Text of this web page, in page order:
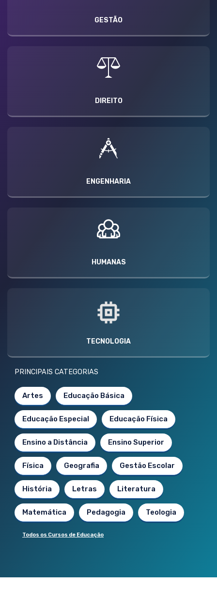
GESTÃO
DIREITO
ENGENHARIA
HUMANAS
TECNOLOGIA
PRINCIPAIS CATEGORIAS
Artes Educação Básica
Educação Especial Educação Física
Ensino a Distância Ensino Superior
Física Geografia Gestão Escolar
História Letras Literatura
Matemática Pedagogia Teologia
Todos os Cursos de Educação